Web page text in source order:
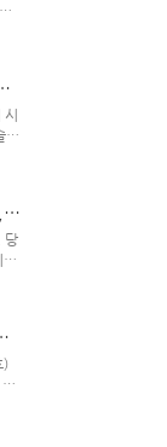
,
성
니
픈
,
럼
당
소
)